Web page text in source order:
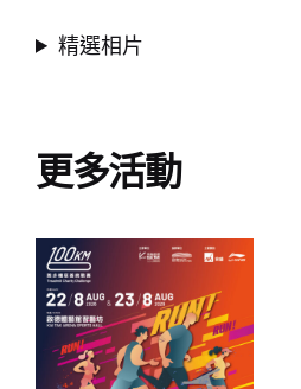
精選相片
更多活動